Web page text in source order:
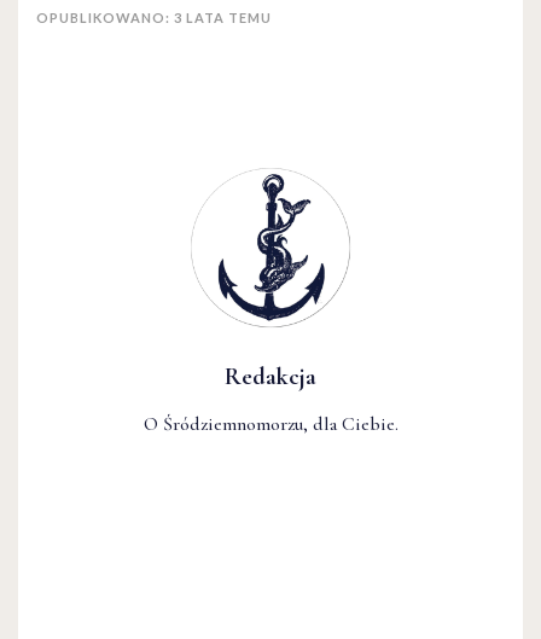
Redakcja
O Śródziemnomorzu, dla Ciebie.
OPUBLIKOWANO: 3 LATA TEMU